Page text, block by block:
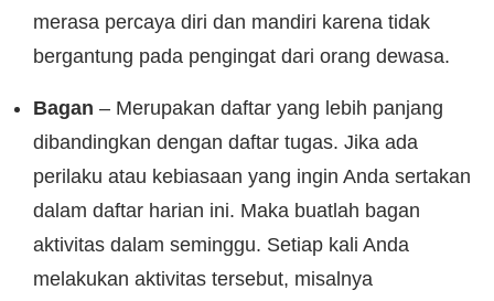
merasa percaya diri dan mandiri karena tidak
bergantung pada pengingat dari orang dewasa.
Bagan – Merupakan daftar yang lebih panjang
dibandingkan dengan daftar tugas. Jika ada
perilaku atau kebiasaan yang ingin Anda sertakan
dalam daftar harian ini. Maka buatlah bagan
aktivitas dalam seminggu. Setiap kali Anda
melakukan aktivitas tersebut, misalnya